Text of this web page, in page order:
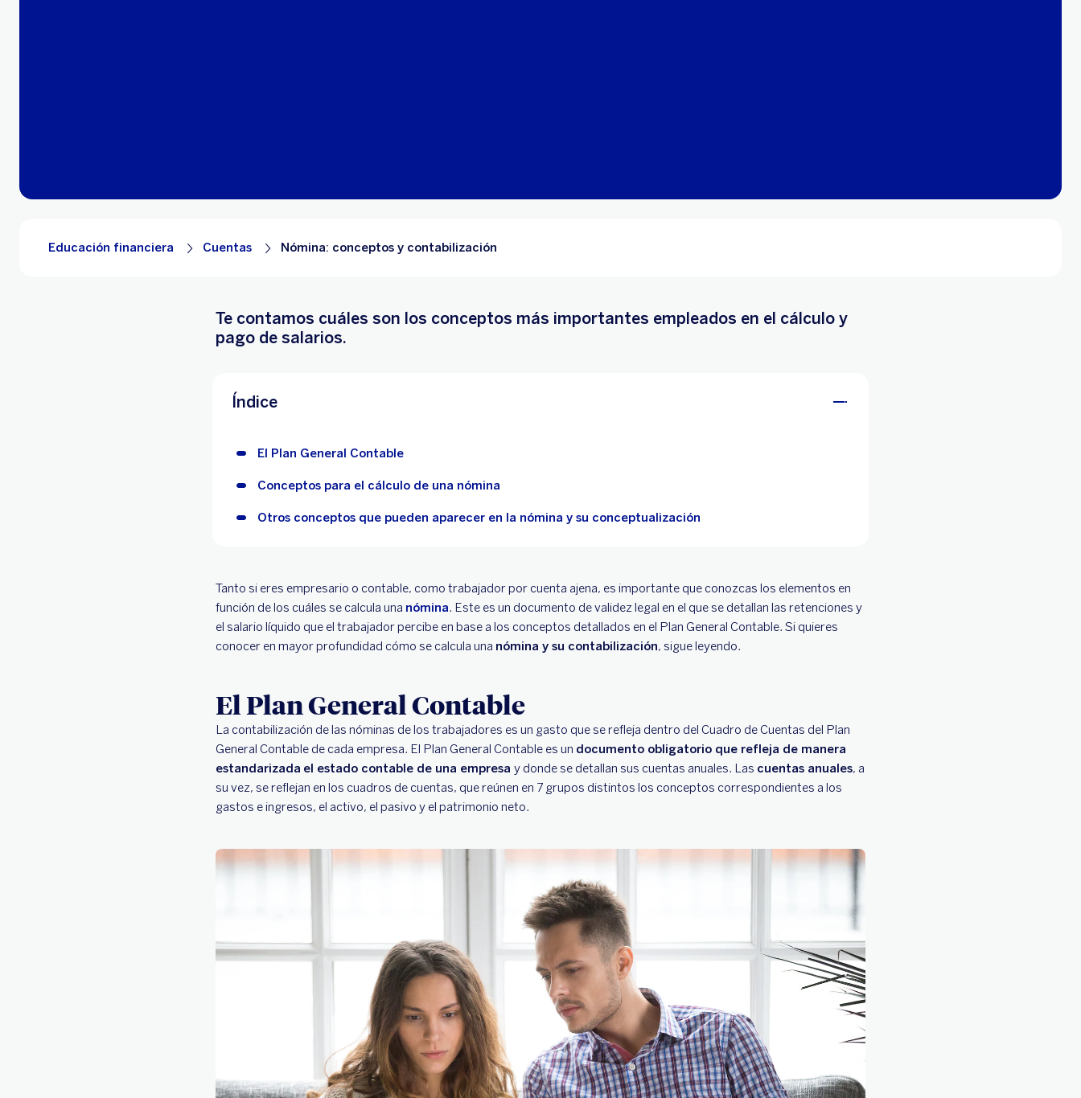
Educación financiera Cuentas Nómina: conceptos y contabilización
Te contamos cuáles son los conceptos más importantes empleados en el cálculo y
pago de salarios.
Índice
El Plan General Contable
Conceptos para el cálculo de una nómina
Otros conceptos que pueden aparecer en la nómina y su conceptualización
Tanto si eres empresario o contable, como trabajador por cuenta ajena, es importante que conozcas los elementos en
función de los cuáles se calcula una nómina. Este es un documento de validez legal en el que se detallan las retenciones y
el salario líquido que el trabajador percibe en base a los conceptos detallados en el Plan General Contable. Si quieres
conocer en mayor profundidad cómo se calcula una nómina y su contabilización, sigue leyendo.
El Plan General Contable
La contabilización de las nóminas de los trabajadores es un gasto que se refleja dentro del Cuadro de Cuentas del Plan
General Contable de cada empresa. El Plan General Contable es un documento obligatorio que refleja de manera
estandarizada el estado contable de una empresa y donde se detallan sus cuentas anuales. Las cuentas anuales, a
su vez, se reflejan en los cuadros de cuentas, que reúnen en 7 grupos distintos los conceptos correspondientes a los
gastos e ingresos, el activo, el pasivo y el patrimonio neto.